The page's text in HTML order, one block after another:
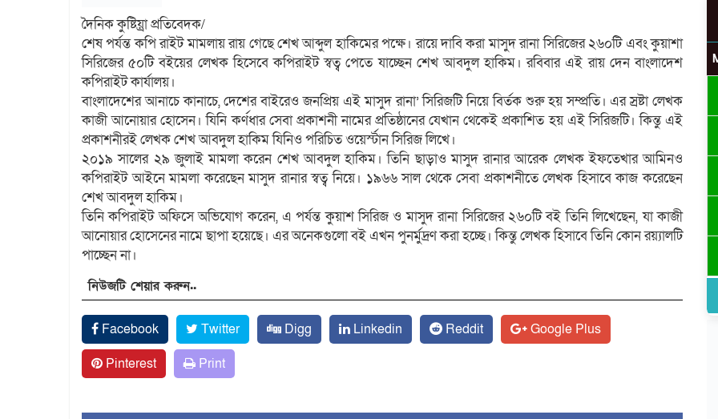
দৈনিক কুষ্টিয়্রা প্রতিবেদক/
শেষ পর্যন্ত কপি রাইট মামলায় রায় গেছে শেখ আব্দুল হাকিমের পক্ষে। রায়ে দাবি করা মাসুদ রানা সিরিজের ২৬০টি এবং কুয়াশা
সিরিজের ৫০টি বইয়ের লেখক হিসেবে কপিরাইট স্বত্ব পেতে যাচ্ছেন শেখ আবদুল হাকিম। রবিবার এই রায় দেন বাংলাদেশ
কপিরাইট কার্যালয়।
বাংলাদেশের আনাচে কানাচে, দেশের বাইরেও জনপ্রিয় এই মাসুদ রানা’ সিরিজটি নিয়ে বির্তক শুরু হয় সম্প্রতি। এর স্রষ্টা লেখক
কাজী আনোয়ার হোসেন। যিনি কর্ণধার সেবা প্রকাশনী নামের প্রতিষ্ঠানের যেখান থেকেই প্রকাশিত হয় এই সিরিজটি। কিন্তু এই
প্রকাশনীরই লেখক শেখ আবদুল হাকিম যিনিও পরিচিত ওয়ের্স্টান সিরিজ লিখে।
২০১৯ সালের ২৯ জুলাই মামলা করেন শেখ আবদুল হাকিম। তিনি ছাড়াও মাসুদ রানার আরেক লেখক ইফতেখার আমিনও
কপিরাইট আইনে মামলা করেছেন মাসুদ রানার স্বত্ব নিয়ে। ১৯৬৬ সাল থেকে সেবা প্রকাশনীতে লেখক হিসাবে কাজ করেছেন
শেখ আবদুল হাকিম।
তিনি কপিরাইট অফিসে অভিযোগ করেন, এ পর্যন্ত কুয়াশ সিরিজ ও মাসুদ রানা সিরিজের ২৬০টি বই তিনি লিখেছেন, যা কাজী
আনোয়ার হোসেনের নামে ছাপা হয়েছে। এর অনেকগুলো বই এখন পুনর্মুদ্রণ করা হচ্ছে। কিন্তু লেখক হিসাবে তিনি কোন রয়্যালটি
পাচ্ছেন না।
নিউজটি শেয়ার করুন..
Facebook Twitter Digg Linkedin Reddit
Google Plus
Pinterest
Print